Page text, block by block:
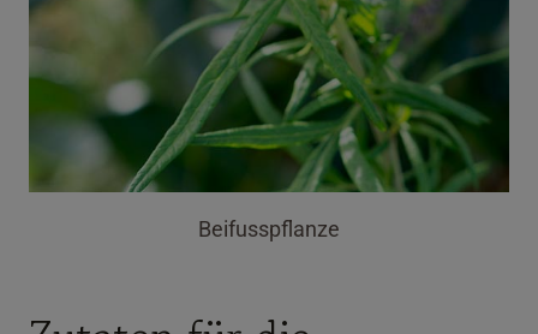
Beifusspflanze